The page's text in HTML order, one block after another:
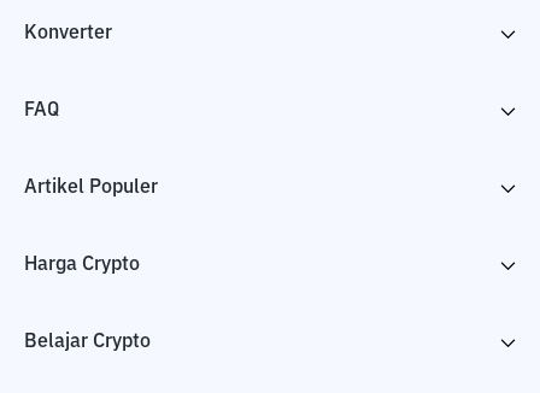
Konverter
FAQ
Artikel Populer
Harga Crypto
Belajar Crypto